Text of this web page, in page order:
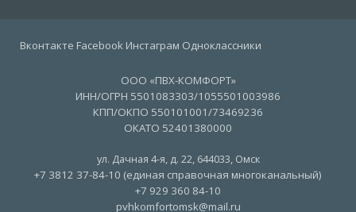
Вконтакте Facebook Инстаграм Одноклассники
ООО «ПВХ-КОМФОРТ»
ИНН/ОГРН 5501083303/1055501003986
КПП/ОКПО 550101001/73469236
ОКАТО 52401380000
ул. Дачная 4-я, д. 22, 644033, Омск
+7 3812 37-84-10 (единая справочная многоканальный)
+7 929 360 84-10
pvhkomfortomsk@mail.ru